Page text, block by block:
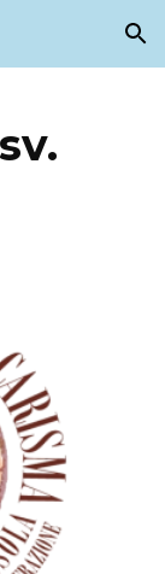
Skip to navigation